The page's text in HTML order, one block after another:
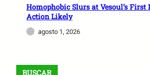
Homophobic Slurs at Vesoul’s First
Action Likely
agosto 1, 2026
BUSCAR